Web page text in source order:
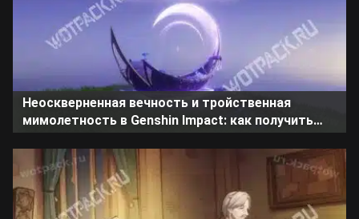
Неоскверненная вечность и тройственная
мимолетность в Genshin Impact: как получить
достижение